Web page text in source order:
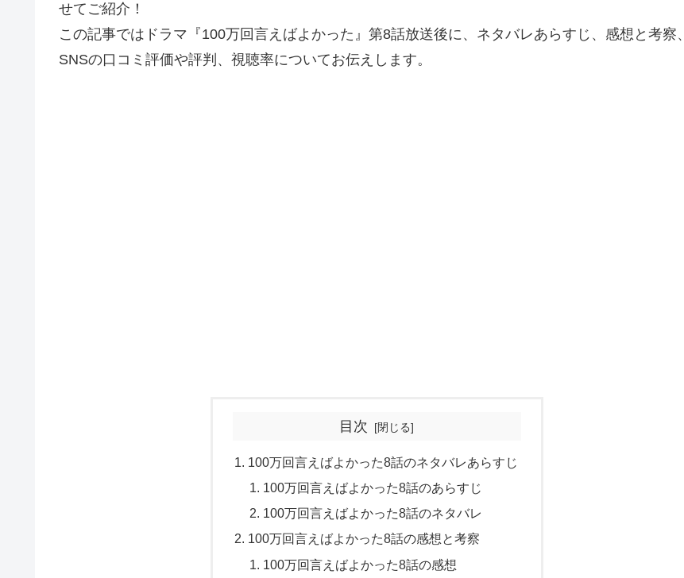
せてご紹介！
この記事ではドラマ『100万回言えばよかった』第8話放送後に、ネタバレあらすじ、感想と考察、
SNSの口コミ評価や評判、視聴率についてお伝えします。
目次
100万回言えばよかった8話のネタバレあらすじ
100万回言えばよかった8話のあらすじ
100万回言えばよかった8話のネタバレ
100万回言えばよかった8話の感想と考察
100万回言えばよかった8話の感想